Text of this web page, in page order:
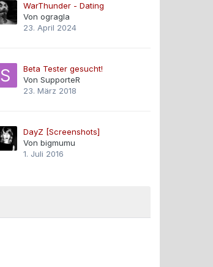
WarThunder - Dating
Von ogragla
23. April 2024
Beta Tester gesucht!
Von SupporteR
23. März 2018
DayZ [Screenshots]
Von bigmumu
1. Juli 2016